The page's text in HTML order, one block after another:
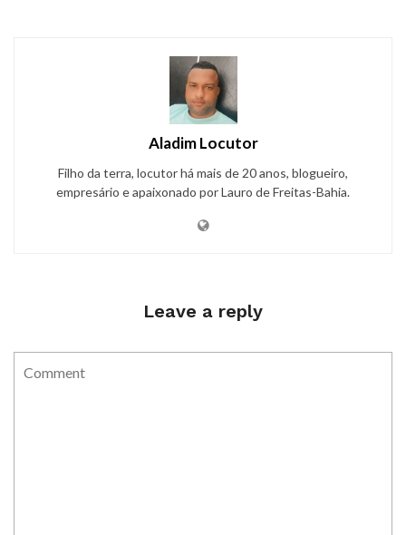
Aladim Locutor
Filho da terra, locutor há mais de 20 anos, blogueiro,
empresário e apaixonado por Lauro de Freitas-Bahia.
Leave a reply